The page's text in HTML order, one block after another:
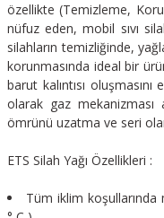
özellikte (Temizleme,
nüfuz eden, mobil sıvı
silahların temizliğinde,
korunmasında ideal bir
barut kalıntısı
olarak gaz mekanizması
ömrünü uzatma ve seri
ETS Silah Yağı Özellikleri :
Tüm iklim